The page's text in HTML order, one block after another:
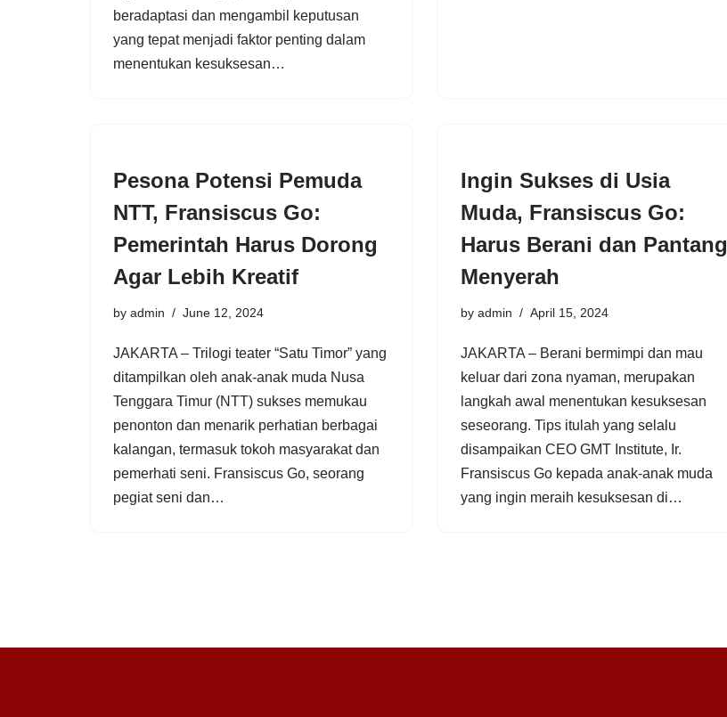
beradaptasi dan mengambil keputusan
yang tepat menjadi faktor penting dalam
menentukan kesuksesan…
Pesona Potensi Pemuda
NTT, Fransiscus Go:
Pemerintah Harus Dorong
Agar Lebih Kreatif
by admin June 12, 2024
JAKARTA – Trilogi teater “Satu Timor” yang
ditampilkan oleh anak-anak muda Nusa
Tenggara Timur (NTT) sukses memukau
penonton dan menarik perhatian berbagai
kalangan, termasuk tokoh masyarakat dan
pemerhati seni. Fransiscus Go, seorang
pegiat seni dan…
Ingin Sukses di Usia
Muda, Fransiscus Go:
Harus Berani dan Pantang
Menyerah
by admin April 15, 2024
JAKARTA – Berani bermimpi dan mau
keluar dari zona nyaman, merupakan
langkah awal menentukan kesuksesan
seseorang. Tips itulah yang selalu
disampaikan CEO GMT Institute, Ir.
Fransiscus Go kepada anak-anak muda
yang ingin meraih kesuksesan di…